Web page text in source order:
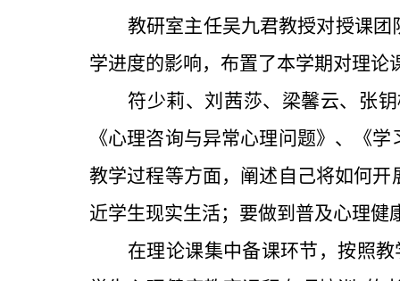
教研室主任吴九君教授对授课
学进度的影响，布置了本学期对理
符少莉、刘茜莎、梁馨云、张
《心理咨询与异常心理问题》、《
教学过程等方面，阐述自己将如何
近学生现实生活；要做到普及心理
在理论课集中备课环节，按照